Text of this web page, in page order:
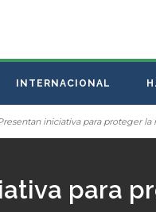
INTERNACIONAL
iniciativa para proteger la
para